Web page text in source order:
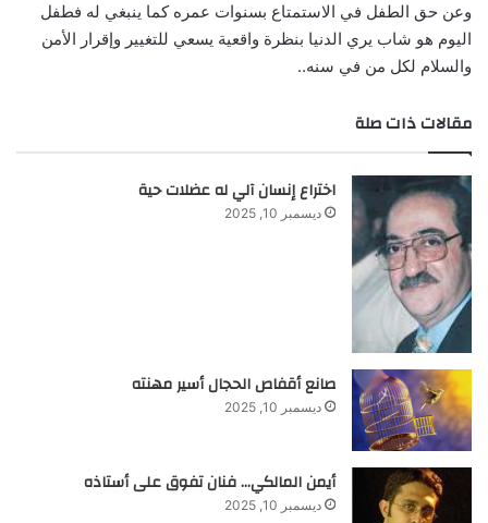
وعن حق الطفل في الاستمتاع‮ ‬بسنوات عمره كما ينبغي له فطفل
اليوم هو شاب يري الدنيا بنظرة واقعية يسعي للتغيير وإقرار الأمن
والسلام لكل من في سنه‮.. ‬
مقالات ذات صلة
اختراع إنسان آلي له عضلات حية
ديسمبر 10, 2025
صانع أقفاص الحجال أسير مهنته
ديسمبر 10, 2025
أيمن المالكي… فنان تفوق على أستاذه
ديسمبر 10, 2025